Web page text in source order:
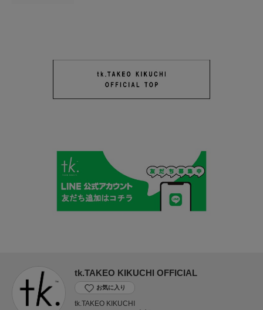
tk.TAKEO KIKUCHI OFFICIAL
お気に入り
tk.TAKEO KIKUCHI